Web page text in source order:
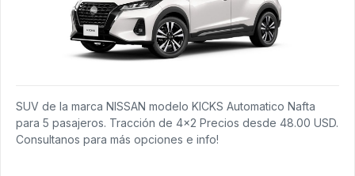
SUV de la marca NISSAN modelo KICKS Automatico Nafta
para 5 pasajeros. Tracción de 4x2 Precios desde 48.00 USD.
Consultanos para más opciones e info!